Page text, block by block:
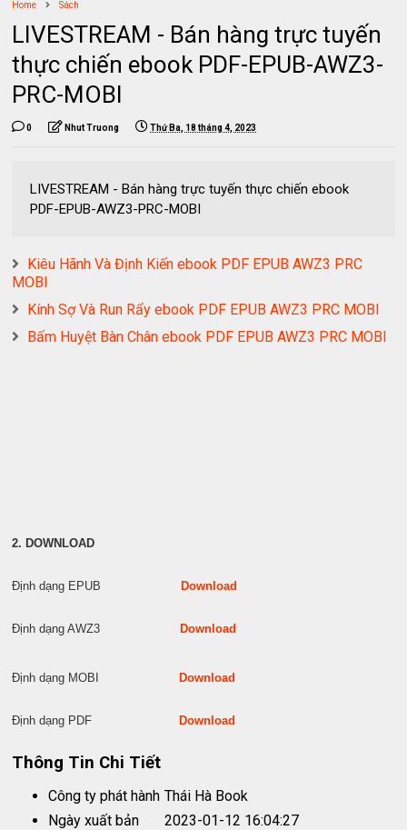
Home Sách
LIVESTREAM - Bán hàng trực tuyến
thực chiến ebook PDF-EPUB-AWZ3-
PRC-MOBI
0 Nhut Truong Thứ Ba, 18 tháng 4, 2023
LIVESTREAM - Bán hàng trực tuyến thực chiến ebook
PDF-EPUB-AWZ3-PRC-MOBI
Kiêu Hãnh Và Định Kiến ebook PDF EPUB AWZ3 PRC
MOBI
Kính Sợ Và Run Rẩy ebook PDF EPUB AWZ3 PRC MOBI
Bấm Huyệt Bàn Chân ebook PDF EPUB AWZ3 PRC MOBI
2. DOWNLOAD
Định dạng EPUBDownload
Định dạng AWZ3Download
Định dạng MOBIDownload
Định dạng PDFDownload
Thông Tin Chi Tiết
Công ty phát hành Thái Hà Book
Ngày xuất bản
2023-01-12 16:04:27